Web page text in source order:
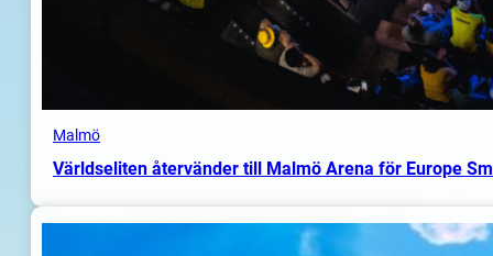
Malmö
Världseliten återvänder till Malmö Arena för Europe